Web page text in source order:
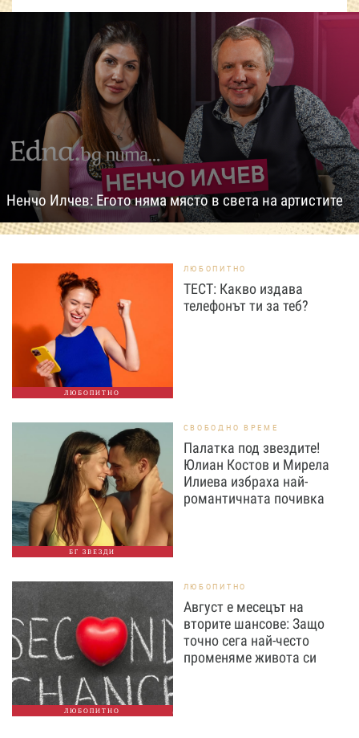
Ненчо Илчев: Егото няма място в света на артистите
ЛЮБОПИТНО
ЛЮБОПИТНО
ТЕСТ: Какво издава
телефонът ти за теб?
БГ ЗВЕЗДИ
СВОБОДНО ВРЕМЕ
Палатка под звездите!
Юлиан Костов и Мирела
Илиева избраха най-
романтичната почивка
ЛЮБОПИТНО
ЛЮБОПИТНО
Август е месецът на
вторите шансове: Защо
точно сега най-често
променяме живота си